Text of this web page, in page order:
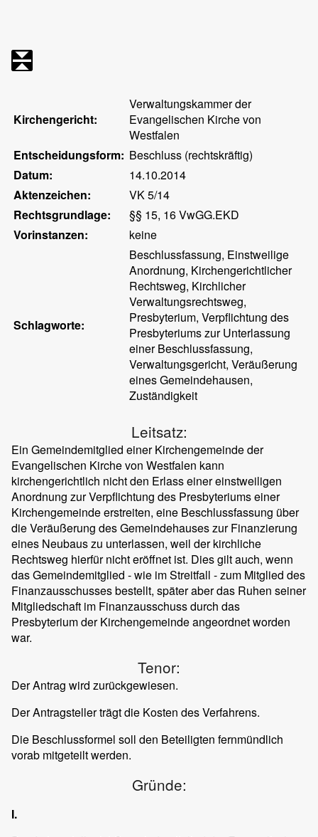
Kirchengericht:
Verwaltungskammer der
Evangelischen Kirche von
Westfalen
Entscheidungsform: Beschluss (rechtskräftig)
Datum:
14.10.2014
Aktenzeichen:
VK 5/14
Rechtsgrundlage:
§§ 15, 16 VwGG.EKD
Vorinstanzen:
keine
Schlagworte:
Beschlussfassung, Einstweilige
Anordnung, Kirchengerichtlicher
Rechtsweg, Kirchlicher
Verwaltungsrechtsweg,
Presbyterium, Verpflichtung des
Presbyteriums zur Unterlassung
einer Beschlussfassung,
Verwaltungsgericht, Veräußerung
eines Gemeindehausen,
Zuständigkeit
Leitsatz:
Ein Gemeindemitglied einer Kirchengemeinde der
Evangelischen Kirche von Westfalen kann
kirchengerichtlich nicht den Erlass einer einstweiligen
Anordnung zur Verpflichtung des Presbyteriums einer
Kirchengemeinde erstreiten, eine Beschlussfassung über
die Veräußerung des Gemeindehauses zur Finanzierung
eines Neubaus zu unterlassen, weil der kirchliche
Rechtsweg hierfür nicht eröffnet ist. Dies gilt auch, wenn
das Gemeindemitglied - wie im Streitfall - zum Mitglied des
Finanzausschusses bestellt, später aber das Ruhen seiner
Mitgliedschaft im Finanzausschuss durch das
Presbyterium der Kirchengemeinde angeordnet worden
war.
Tenor:
Der Antrag wird zurückgewiesen.
Der Antragsteller trägt die Kosten des Verfahrens.
Die Beschlussformel soll den Beteiligten fernmündlich
vorab mitgeteilt werden.
Gründe:
I.